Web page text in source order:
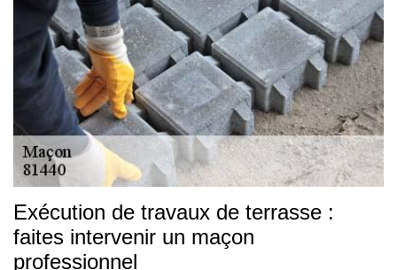
Exécution de travaux de terrasse :
faites intervenir un maçon
professionnel